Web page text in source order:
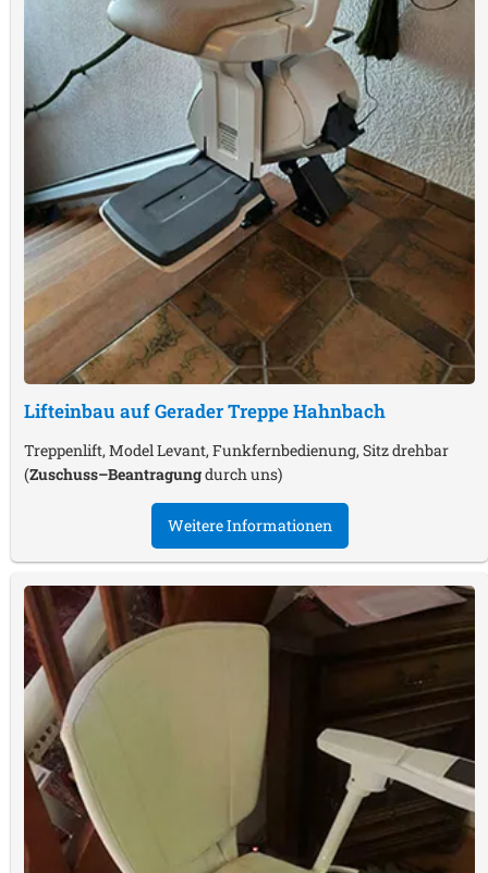
Lifteinbau auf Gerader TreppeHahnbach
Treppenlift, Model Levant, Funkfernbedienung, Sitz drehbar
(Zuschuss–Beantragungdurch uns)
Weitere Informationen